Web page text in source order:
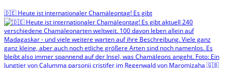
🇩🇪 Heute ist internationaler Chamäleontag! Es gibt